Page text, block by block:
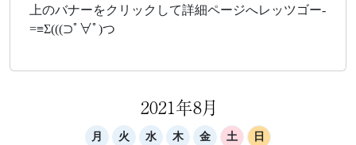
上のバナーをクリックして詳細ページへレッツゴー-
=≡Σ(((⊃ﾟ∀ﾟ)つ
2021年8月
月 火 水 木 金 土 日